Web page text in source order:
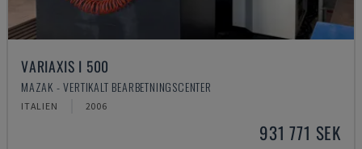
VARIAXIS I 500
MAZAK - VERTIKALT BEARBETNINGSCENTER
ITALIEN 2006
931 771 SEK